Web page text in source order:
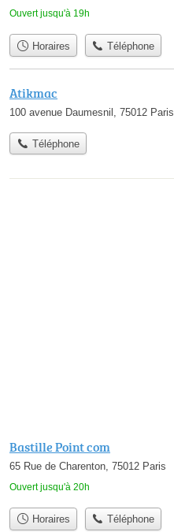
Ouvert jusqu'à 19h
Horaires Téléphone
Atikmac
100 avenue Daumesnil, 75012 Paris
Téléphone
Bastille Point com
65 Rue de Charenton, 75012 Paris
Ouvert jusqu'à 20h
Horaires Téléphone